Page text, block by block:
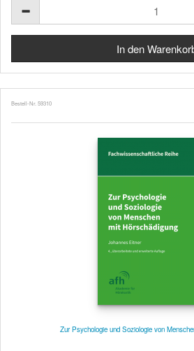
Bestell-Nr. 59310
Zur Psychologie und Soziologie von